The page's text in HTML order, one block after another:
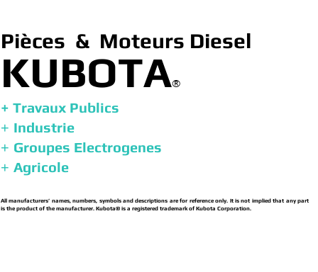
Pièces & Moteurs Diesel
KUBOTA®
+ Travaux Publics
+ Industrie
+ Groupes Electrogenes
+ Agricole
All manufacturers’ names, numbers, symbols and descriptions are for reference only. It is not implied that any part
is the product of the manufacturer. Kubota® is a registered trademark of Kubota Corporation.